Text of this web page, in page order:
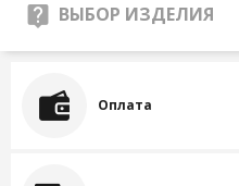
ВЫБОР ИЗДЕЛИЯ
Оплата